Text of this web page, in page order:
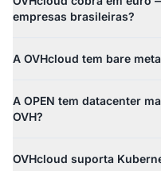
empresas brasileiras?
A OVHcloud tem bare
A OPEN tem datacenter
OVH?
OVHcloud suporta